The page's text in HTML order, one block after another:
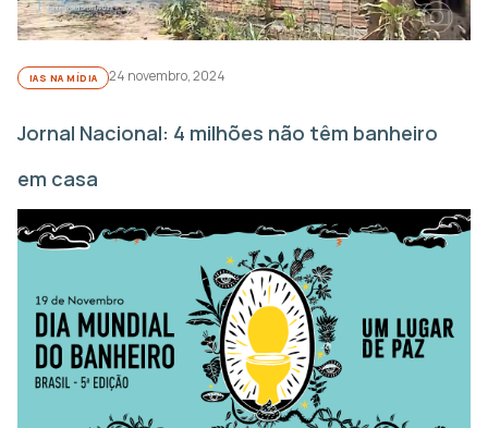
IAS NA MÍDIA 24 novembro, 2024
Jornal Nacional: 4 milhões não têm banheiro
em casa